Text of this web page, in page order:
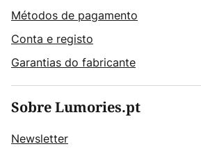
Métodos de pagamento
Conta e registo
Garantias do fabricante
Sobre Lumories.pt
Newsletter